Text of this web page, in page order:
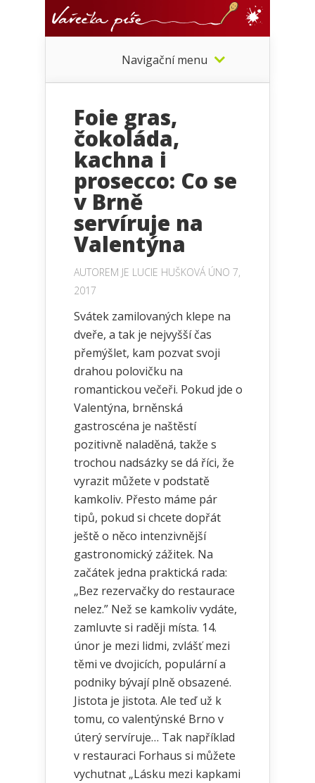
Navigační menu
Foie gras,
čokoláda,
kachna i
prosecco: Co se
v Brně
servíruje na
Valentýna
AUTOREM JE LUCIE HUŠKOVÁÚNO 7,
2017
Svátek zamilovaných klepe na
dveře, a tak je nejvyšší čas
přemýšlet, kam pozvat svoji
drahou polovičku na
romantickou večeři. Pokud jde o
Valentýna, brněnská
gastroscéna je naštěstí
pozitivně naladěná, takže s
trochou nadsázky se dá říci, že
vyrazit můžete v podstatě
kamkoliv. Přesto máme pár
tipů, pokud si chcete dopřát
ještě o něco intenzivnější
gastronomický zážitek. Na
začátek jedna praktická rada:
„Bez rezervačky do restaurace
nelez.” Než se kamkoliv vydáte,
zamluvte si raději místa. 14.
únor je mezi lidmi, zvlášť mezi
těmi ve dvojicích, populární a
podniky bývají plně obsazené.
Jistota je jistota. Ale teď už k
tomu, co valentýnské Brno v
úterý servíruje… Tak například
v restauraci Forhaus si můžete
vychutnat „Lásku mezi kapkami